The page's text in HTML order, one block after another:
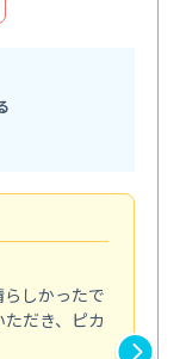
しかったで
だき、ピカ